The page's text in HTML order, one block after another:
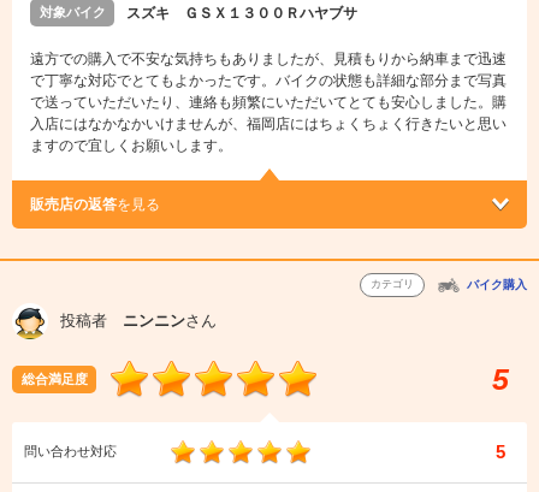
対象バイク スズキ ＧＳＸ１３００Ｒハヤブサ
遠方での購入で不安な気持ちもありましたが、見積もりから納車まで迅速
で丁寧な対応でとてもよかったです。バイクの状態も詳細な部分まで写真
で送っていただいたり、連絡も頻繁にいただいてとても安心しました。購
入店にはなかなかいけませんが、福岡店にはちょくちょく行きたいと思い
ますので宜しくお願いします。
販売店の返答を見る
カテゴリ バイク購入
投稿者 ニンニンさん
総合満足度 5
問い合わせ対応 5